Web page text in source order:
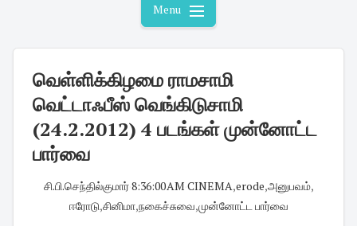
Menu
வெள்ளிக்கிழமை ராமசாமி
வெட்டாஃபீஸ் வெங்கிடுசாமி
(24.2.2012) 4 படங்கள் முன்னோட்ட
பார்வை
சி.பி.செந்தில்குமார்·8:36:00 AM CINEMA,erode,அனுபவம்,
ஈரோடு,சினிமா,நகைச்சுவை,முன்னோட்ட பார்வை